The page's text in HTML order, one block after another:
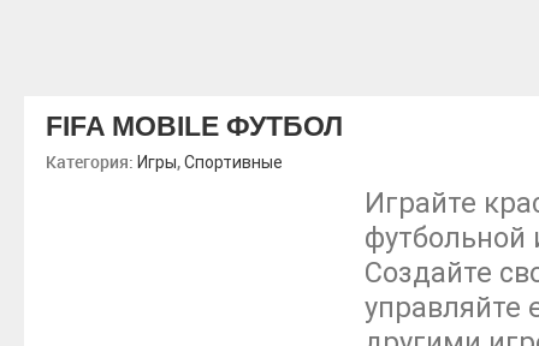
FIFA MOBILE ФУТБОЛ
Категория: Игры,Спортивные
Играйте
футбольной
Создайте
управляйте